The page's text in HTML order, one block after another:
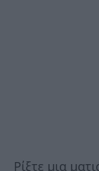
Ρίξτε μια